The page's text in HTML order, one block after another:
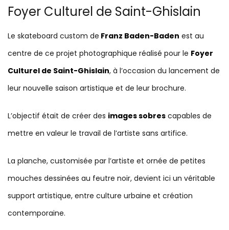
Foyer Culturel de Saint-Ghislain
Le skateboard custom de Franz Baden-Baden est au
centre de ce projet photographique réalisé pour le Foyer
Culturel de Saint-Ghislain, à l’occasion du lancement de
leur nouvelle saison artistique et de leur brochure.
L’objectif était de créer des images sobres capables de
mettre en valeur le travail de l’artiste sans artifice.
La planche, customisée par l’artiste et ornée de petites
mouches dessinées au feutre noir, devient ici un véritable
support artistique, entre culture urbaine et création
contemporaine.